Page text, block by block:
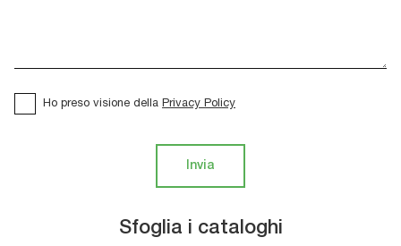
Sfoglia i cataloghi
Ho preso visione della Privacy Policy
Invia